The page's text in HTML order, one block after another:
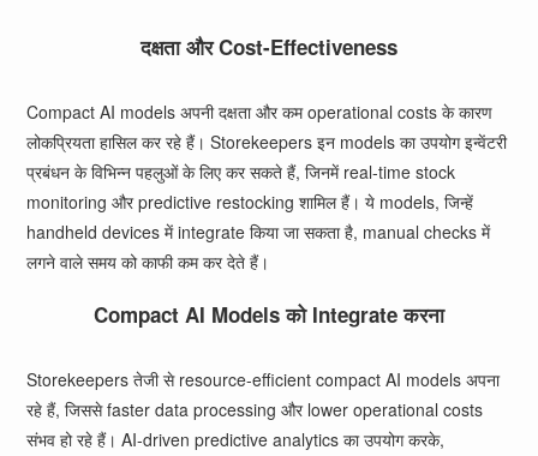
दक्षता और Cost-Effectiveness
Compact AI models अपनी दक्षता और कम operational costs के कारण
लोकप्रियता हासिल कर रहे हैं। Storekeepers इन models का उपयोग इन्वेंटरी
प्रबंधन के विभिन्न पहलुओं के लिए कर सकते हैं, जिनमें real-time stock
monitoring और predictive restocking शामिल हैं। ये models, जिन्हें
handheld devices में integrate किया जा सकता है, manual checks में
लगने वाले समय को काफी कम कर देते हैं।
Compact AI Models को Integrate करना
Storekeepers तेजी से resource-efficient compact AI models अपना
रहे हैं, जिससे faster data processing और lower operational costs
संभव हो रहे हैं। AI-driven predictive analytics का उपयोग करके,